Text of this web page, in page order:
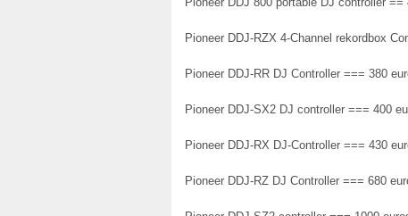
Pioneer DDJ-RZX 4-Channel rekordbox
Pioneer DDJ-RR DJ Controller === 380
Pioneer DDJ-SX2 DJ controller === 400
Pioneer DDJ-RX DJ-Controller === 430
Pioneer DDJ-RZ DJ Controller === 680